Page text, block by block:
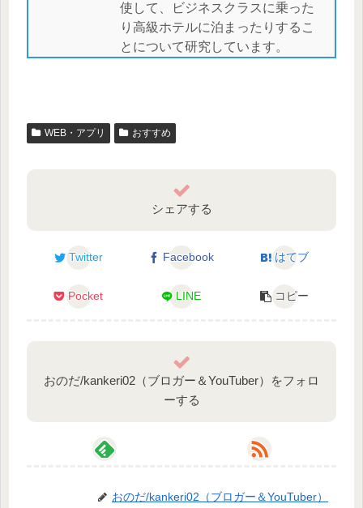
使して、ビジネスクラスに乗った
り高級ホテルに泊まったりするこ
とについて研究しています。
WEB・アプリ おすすめ
シェアする
Twitter Facebook はてブ
Pocket LINE コピー
おのだ/kankeri02（ブロガー＆YouTuber）をフォロ
ーする
おのだ/kankeri02（ブロガー＆YouTuber）